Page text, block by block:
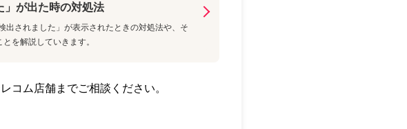
」が出た時の対処法
されました」が表示されたときの対処法や、そ
を解説していきます。
コム店舗までご相談ください。